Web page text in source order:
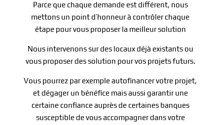
Parce que chaque demande est différent, nous
mettons un point d’honneur à contrôler chaque
étape pour vous proposer la meilleur solution
Nous intervenons sur des locaux déjà existants ou
vous proposer des solution pour vos projets futurs.
Vous pourrez par exemple autofinancer votre projet,
et dégager un bénéfice mais aussi garantir une
certaine confiance auprès de certaines banques
susceptible de vous accompagner dans votre